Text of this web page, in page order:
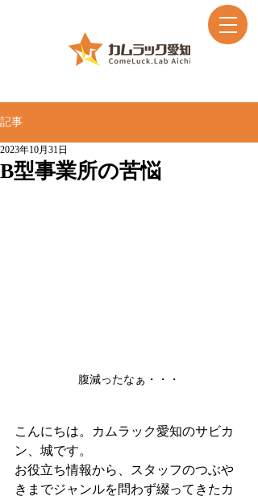
記事
B型事業所の苦悩
2023年10月31日
腹減ったなぁ・・・
こんにちは。カムラック愛知のサビカ
ン、城です。
お役立ち情報から、スタッフのつぶや
きまでジャンルを問わず綴ってきたカ